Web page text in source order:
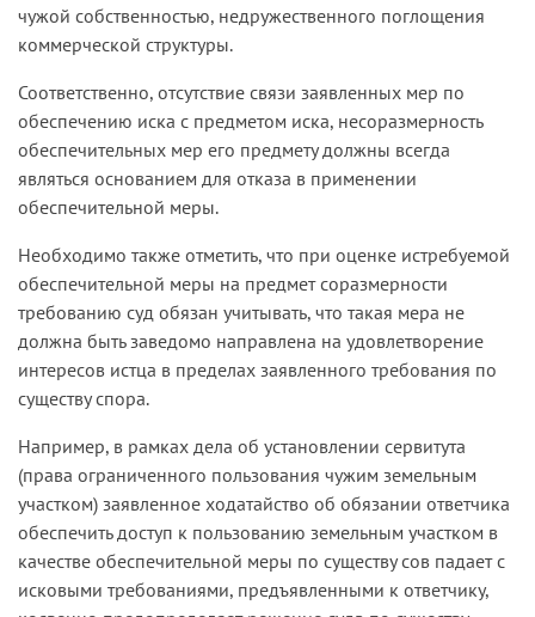
чужой собственностью, недружественного поглощения
коммерческой структуры.
Соответственно, отсутствие связи заявленных мер по
обеспе­чению иска с предметом иска, несоразмерность
обеспечительных мер его предмету должны всегда
являться основанием для отказа в применении
обеспечительной меры.
Необходимо также отметить, что при оценке истребуемой
обеспе­чительной меры на предмет соразмерности
требованию суд обязан учитывать, что такая мера не
должна быть заведомо направлена на удовлетворение
интересов истца в пределах заявленного требования по
существу спора.
Например, в рамках дела об установлении сервитута
(права ограниченного пользования чужим земельным
участ­ком) заявленное ходатайство об обязании ответчика
обеспечить доступ к пользованию земельным участком в
качестве обеспечительной меры по существу сов­ падает с
исковыми требованиями, предъявленными к ответчику,